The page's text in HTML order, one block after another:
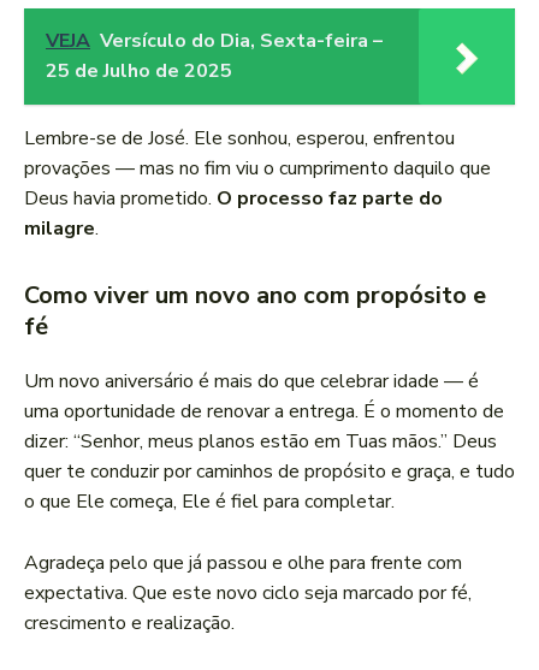
VEJA Versículo do Dia, Sexta-feira –
25 de Julho de 2025
Lembre-se de José. Ele sonhou, esperou, enfrentou
provações — mas no fim viu o cumprimento daquilo que
Deus havia prometido. O processo faz parte do
milagre.
Como viver um novo ano com propósito e
fé
Um novo aniversário é mais do que celebrar idade — é
uma oportunidade de renovar a entrega. É o momento de
dizer: “Senhor, meus planos estão em Tuas mãos.” Deus
quer te conduzir por caminhos de propósito e graça, e tudo
o que Ele começa, Ele é fiel para completar.
Agradeça pelo que já passou e olhe para frente com
expectativa. Que este novo ciclo seja marcado por fé,
crescimento e realização.